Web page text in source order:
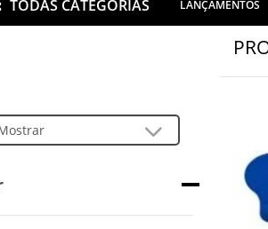
TODAS CATEGORIAS LANÇAMENTOS